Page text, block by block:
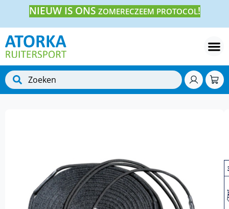
NIEUW IS ONS ZOMERECZEEM PROTOCOL!